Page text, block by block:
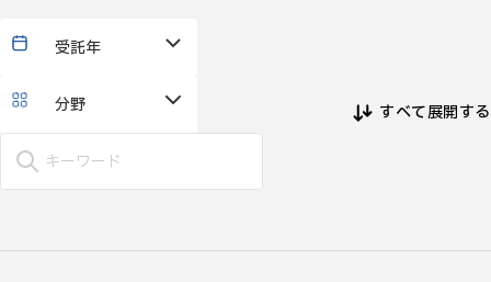
受託年
分野 すべて展開する